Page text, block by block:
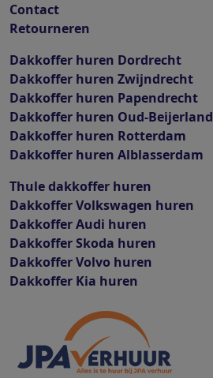
Contact
Retourneren
Dakkoffer huren Dordrecht
Dakkoffer huren Zwijndrecht
Dakkoffer huren Papendrecht
Dakkoffer huren Oud-Beijerland
Dakkoffer huren Rotterdam
Dakkoffer huren Alblasserdam
Thule dakkoffer huren
Dakkoffer Volkswagen huren
Dakkoffer Audi huren
Dakkoffer Skoda huren
Dakkoffer Volvo huren
Dakkoffer Kia huren